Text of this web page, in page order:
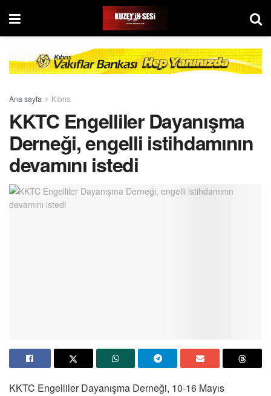
Ana sayfa Kıbrıs
KKTC Engelliler Dayanışma
Derneği, engelli istihdamının
devamını istedi
KKTC Engelliler Dayanışma Derneği, 10-16 Mayıs